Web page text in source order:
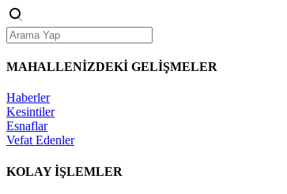
MAHALLENİZDEKİ GELİŞMELER
Haberler
Kesintiler
Esnaflar
Vefat Edenler
KOLAY İŞLEMLER